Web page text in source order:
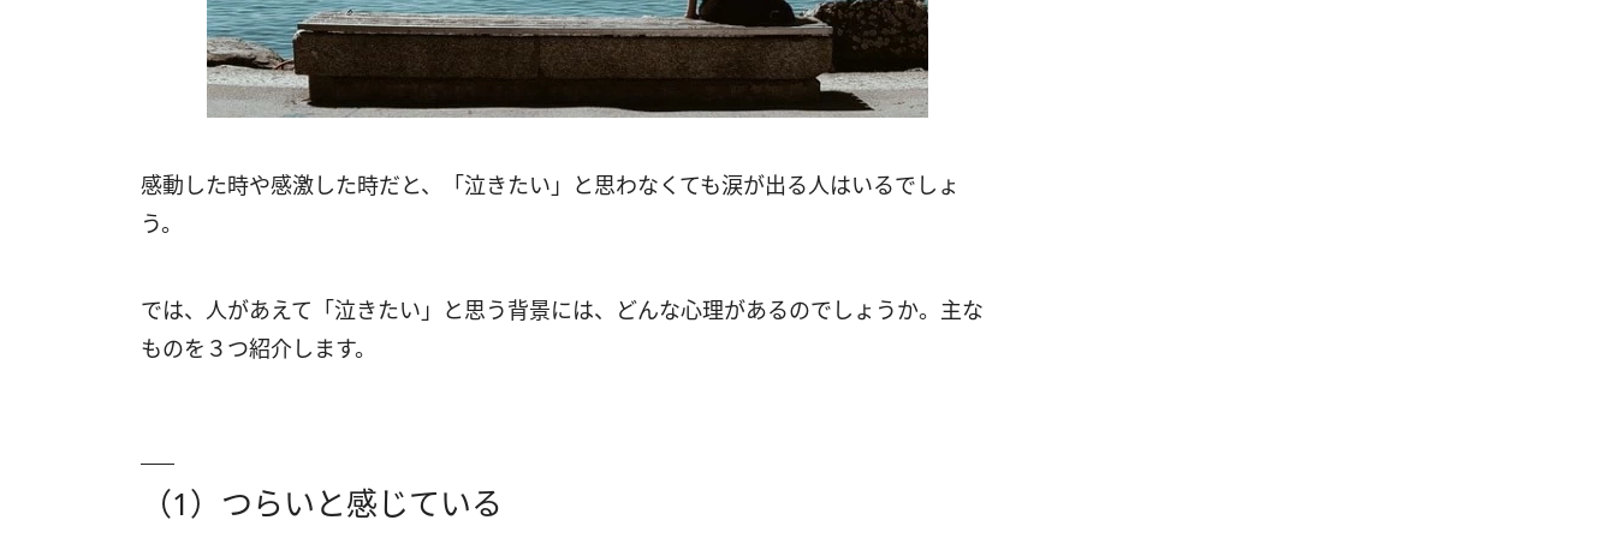
感動した時や感激した時だと、「泣きたい」と思わなくても涙が出る人はいるでしょ
う。
では、人があえて「泣きたい」と思う背景には、どんな心理があるのでしょうか。主な
ものを３つ紹介します。
（1）つらいと感じている